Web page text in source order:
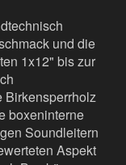
und die
1x12" bis zur
Birkensperrholz
boxeninterne
Soundleitern
Aspekt